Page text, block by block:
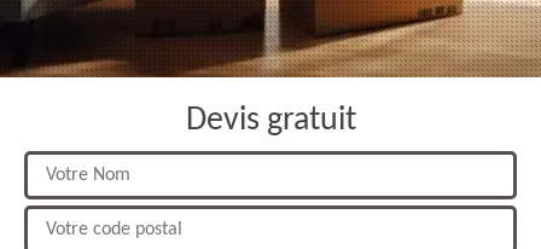
Devis gratuit